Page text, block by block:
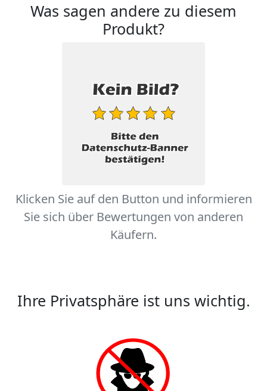
Was sagen andere zu diesem
Produkt?
Klicken Sie auf den Button und informieren
Sie sich über Bewertungen von anderen
Käufern.
Ihre Privatsphäre ist uns wichtig.